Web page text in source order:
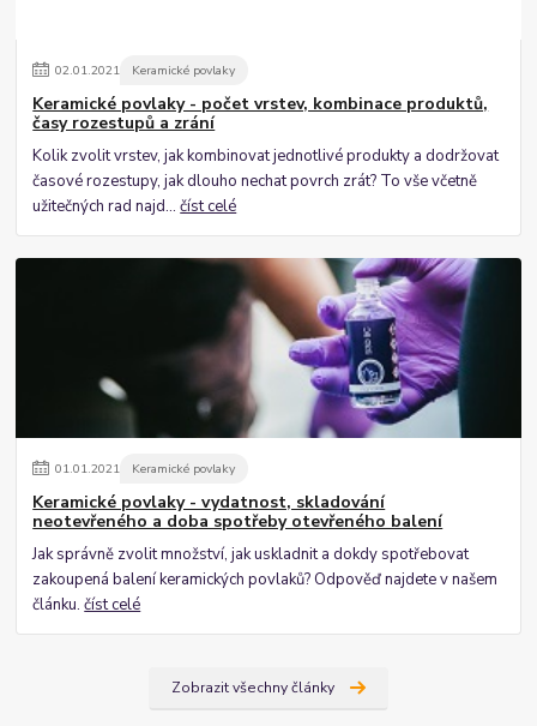
02.01.2021 Keramické povlaky
Keramické povlaky - počet vrstev, kombinace produktů,
časy rozestupů a zrání
Kolik zvolit vrstev, jak kombinovat jednotlivé produkty a dodržovat
časové rozestupy, jak dlouho nechat povrch zrát? To vše včetně
užitečných rad najd...číst celé
01.01.2021 Keramické povlaky
Keramické povlaky - vydatnost, skladování
neotevřeného a doba spotřeby otevřeného balení
Jak správně zvolit množství, jak uskladnit a dokdy spotřebovat
zakoupená balení keramických povlaků? Odpověď najdete v našem
článku.číst celé
Zobrazit všechny články